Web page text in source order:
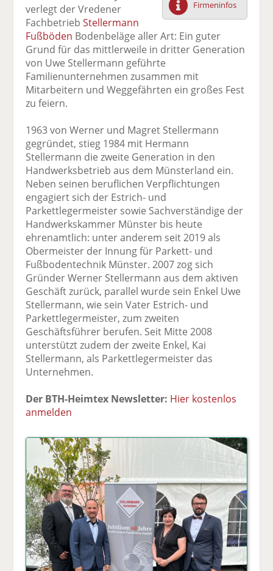
F
ac
e
b
o
k
e
n
tt
er
n
Li
n
k
e
te
n
E
m
l
se
ck
e
Firmeninfos
verlegt der Vredener
FachbetriebStellermann
Fußböden Bodenbeläge aller Art: Ein guter
Grund für das mittlerweile in dritter Generation
von Uwe Stellermann geführte
Familienunternehmen zusammen mit
Mitarbeitern und Weggefährten ein großes Fest
zu feiern.
1963 von Werner und Magret Stellermann
gegründet, stieg 1984 mit Hermann
Stellermann die zweite Generation in den
Handwerksbetrieb aus dem Münsterland ein.
Neben seinen beruflichen Verpflichtungen
engagiert sich der Estrich- und
Parkettlegermeister sowie Sachverständige der
Handwerkskammer Münster bis heute
ehrenamtlich: unter anderem seit 2019 als
Obermeister der Innung für Parkett- und
Fußbodentechnik Münster. 2007 zog sich
Gründer Werner Stellermann aus dem aktiven
Geschäft zurück, parallel wurde sein Enkel Uwe
Stellermann, wie sein Vater Estrich- und
Parkettlegermeister, zum zweiten
Geschäftsführer berufen. Seit Mitte 2008
unterstützt zudem der zweite Enkel, Kai
Stellermann, als Parkettlegermeister das
Unternehmen.
Der BTH-Heimtex Newsletter: Hier kostenlos
anmelden